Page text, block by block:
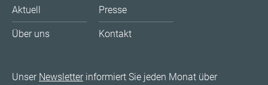
Aktuell
Über uns
Presse
Kontakt
Unser Newsletterinformiert Sie jeden Monat über